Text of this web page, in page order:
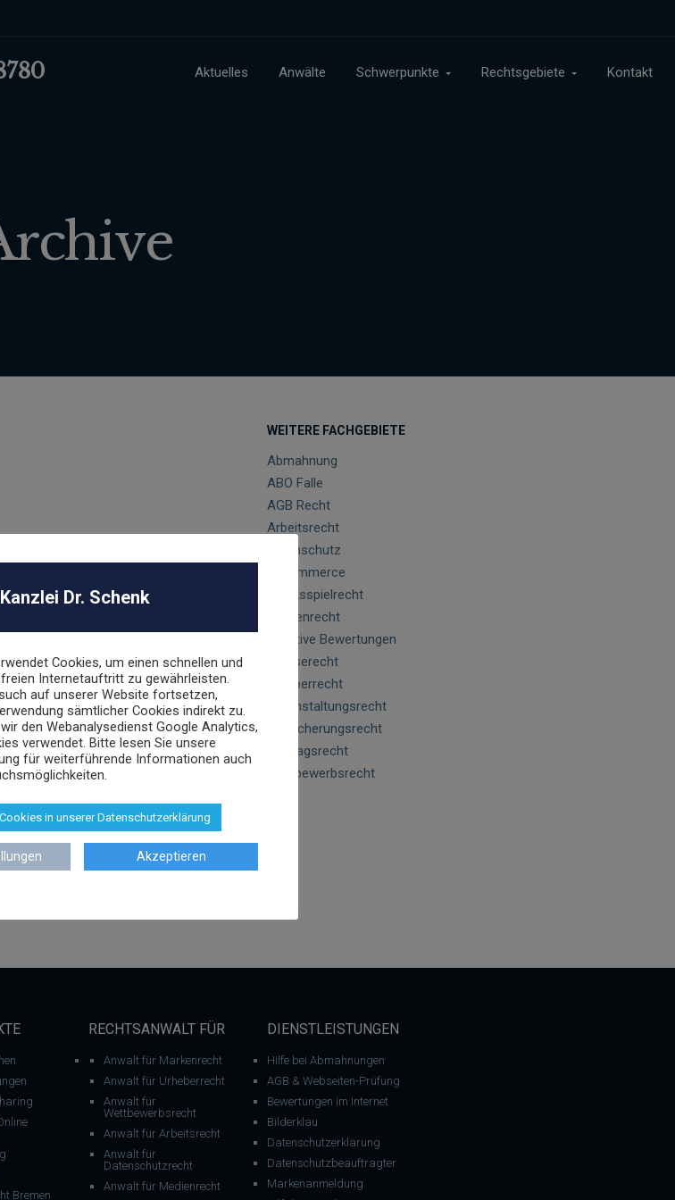
Aktuelles Anwälte Schwerpunkte Rechtsgebiete Kontakt
WEITERE FACHGEBIETE
Abmahnung
ABO Falle
AGB Recht
Arbeitsrecht
Datenschutz
E-Commerce
Glücksspielrecht
Markenrecht
negative Bewertungen
Presserecht
Urheberrecht
Veranstaltungsrecht
Versicherungsrecht
Vertragsrecht
Wettbewerbsrecht
Bremen
RECHTSANWALT FÜR
Anwalt für Markenrecht
Anwalt für Urheberrecht
Anwalt für
Wettbewerbsrecht
Anwalt für Arbeitsrecht
Anwalt für
Datenschutzrecht
Anwalt für Medienrecht
DIENSTLEISTUNGEN
Hilfe bei Abmahnungen
AGB & Webseiten-Prüfung
Bewertungen im Internet
Bilderklau
Datenschutzerklärung
Datenschutzbeauftragter
Markenanmeldung
Kanzlei Dr. Schenk
Cookies, um einen schnellen und
Internetauftritt zu gewährleisten.
auf unserer Website fortsetzen,
sämtlicher Cookies indirekt zu.
den Webanalysedienst Google Analytics,
verwendet. Bitte lesen Sie unsere
für weiterführende Informationen auch
in unserer Datenschutzerklärung
Akzeptieren